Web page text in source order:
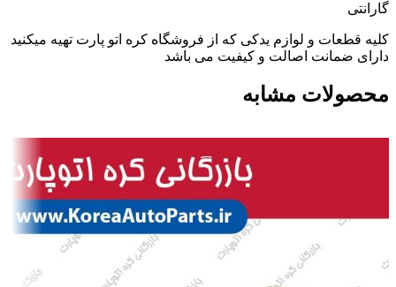
گارانتی
کلیه قطعات و لوازم یدکی که از فروشگاه کره اتو پارت تهیه میکنید
دارای ضمانت اصالت و کیفیت می باشد
محصولات مشابه